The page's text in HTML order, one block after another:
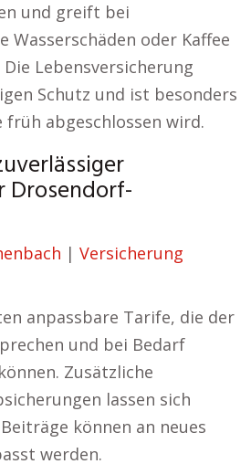
und greift bei
Wasserschäden oder Kaffee
Lebensversicherung
Schutz und ist besonders
abgeschlossen wird.
Drosendorf-
| Versicherung
anpassbare Tarife, die der
und bei Bedarf
Zusätzliche
lassen sich
können an neues
werden.